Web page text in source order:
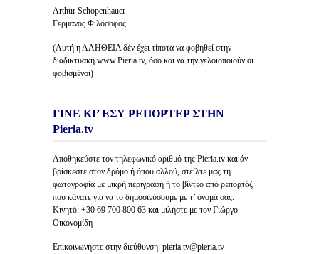
Arthur Schopenhauer
Γερμανός Φιλόσοφος
(Αυτή η ΑΛΗΘΕΙΑ δέν έχει τίποτα να φοβηθεί στην
διαδικτυακή www.Pieria.tv, όσο και να την γελοιοποιούν οι…
φοβισμένοι)
ΓΙΝΕ ΚΙ’ ΕΣΥ ΡΕΠΟΡΤΕΡ ΣΤΗΝ
Pieria.tv
Αποθηκεύστε τον τηλεφωνικό αριθμό της Pieria.tv και άν
βρίσκεστε στον δρόμο ή όπου αλλού, στείλτε μας τη
φωτογραφία με μικρή περιγραφή ή το βίντεο από ρεπορτάζ
που κάνατε για να το δημοσιεύσουμε με τ’ όνομά σας.
Κινητό: +30 69 700 800 63 και μιλήστε με τον Γιώργο
Οικονομίδη
Επικοινωνήστε στην διεύθυνση: pieria.tv@pieria.tv